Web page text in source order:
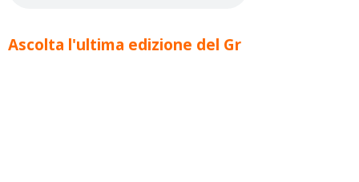
Ascolta l'ultima edizione del Gr